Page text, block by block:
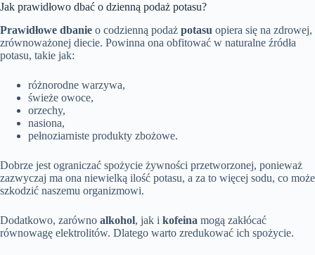
Jak prawidłowo dbać o dzienną podaż potasu?
Prawidłowe dbanie o codzienną podaż potasu opiera się na zdrowej,
zrównoważonej diecie. Powinna ona obfitować w naturalne źródła
potasu, takie jak:
różnorodne warzywa,
świeże owoce,
orzechy,
nasiona,
pełnoziarniste produkty zbożowe.
Dobrze jest ograniczać spożycie żywności przetworzonej, ponieważ
zazwyczaj ma ona niewielką ilość potasu, a za to więcej sodu, co może
szkodzić naszemu organizmowi.
Dodatkowo, zarówno alkohol, jak i kofeina mogą zakłócać
równowagę elektrolitów. Dlatego warto zredukować ich spożycie.